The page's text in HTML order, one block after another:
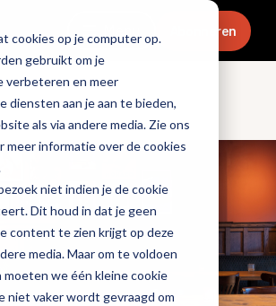
cookies op je computer op.
gebruikt om je
verbeteren en meer
diensten aan je aan te bieden,
als via andere media. Zie ons
meer informatie over de cookies
niet indien je de cookie
Dit houd in dat je geen
content te zien krijgt op deze
media. Maar om te voldoen
moeten we één kleine cookie
niet vaker wordt gevraagd om
Menu Abonneren